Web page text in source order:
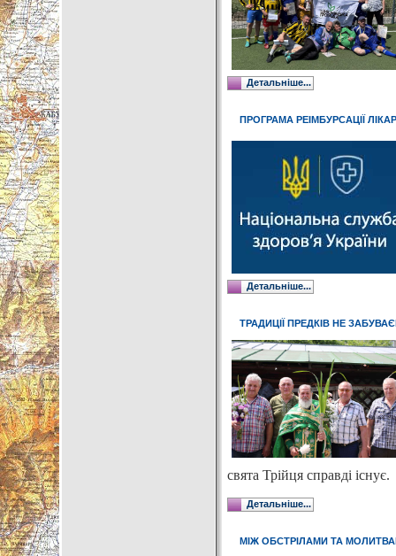
Детальніше...
ПРОГРАМА РЕІМБУРСАЦІЇ
Детальніше...
ТРАДИЦІЇ ПРЕДКІВ НЕ
свята Трійця справді існує.
Детальніше...
МІЖ ОБСТРІЛАМИ ТА